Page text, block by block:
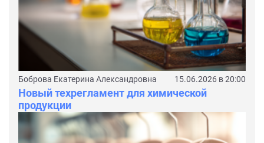
Боброва Екатерина Александровна 15.06.2026 в 20:00
Новый техрегламент для химической
продукции